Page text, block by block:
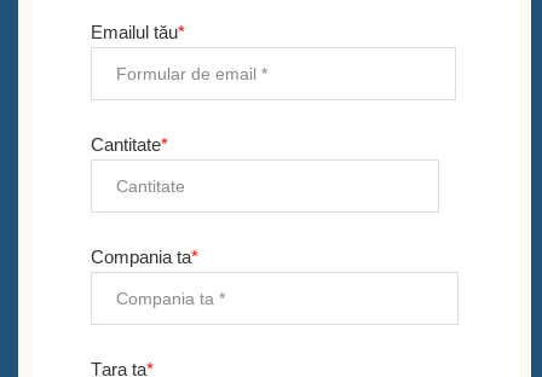
Emailul tău*
Cantitate*
Compania ta*
Țara ta*